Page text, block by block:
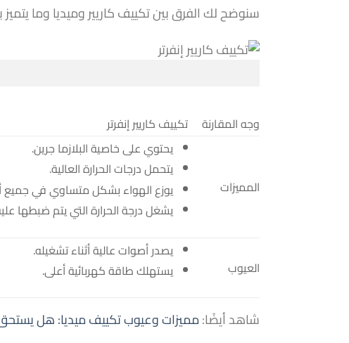
سنوضح لك الفرق بين تكييف كاريير وميديا وما
وجه المقارنة تكييف كاريير إنفرتر
المميزات
يحتوي على خاصية البلازما جرين.
يتحمل درجات الحرارة العالية.
يوزع الهواء بشكل متساوي في جميع
يشغل درجة الحرارة التي يتم ضبطها
العيوب
يصدر أصوات عالية أثناء تشغيله.
يستهلك طاقة كهربائية أعلى.
شاهد أيضًا:مميزات وعيوب تكييف ميديا: هل يستحق